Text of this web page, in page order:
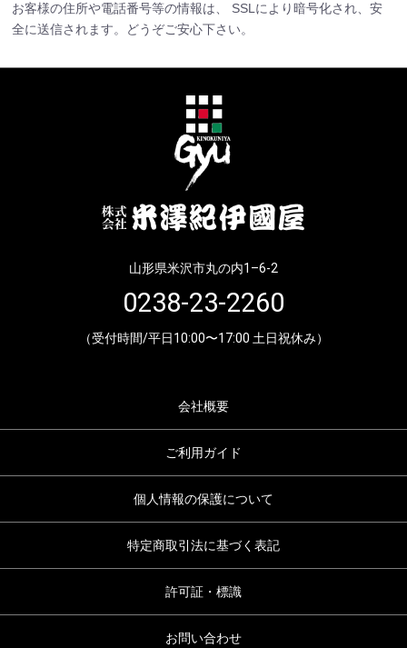
お客様の住所や電話番号等の情報は、 SSLにより暗号化され、安
全に送信されます。どうぞご安心下さい。
山形県米沢市丸の内1–6-2
0238-23-2260
（受付時間/平日10:00〜17:00 土日祝休み）
会社概要
ご利用ガイド
個人情報の保護について
特定商取引法に基づく表記
許可証・標識
お問い合わせ